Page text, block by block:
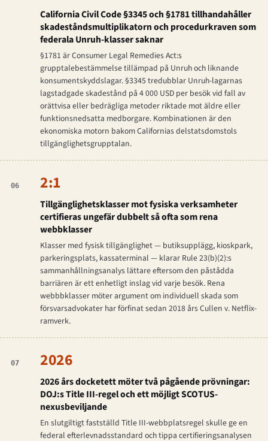
California Civil Code §3345 och §1781 tillhandahåller
skadeståndsmultiplikatorn och procedurkraven som
federala Unruh-klasser saknar
§1781 är Consumer Legal Remedies Act:s
grupptale­bestämmelse tillämpad på Unruh och liknande
konsumentskyddslagar. §3345 tredubblar Unruh-lagarnas
lagstadgade skadestånd på 4 000 USD per besök vid fall av
orättvisa eller bedrägliga metoder riktade mot äldre eller
funktionsnedsatta medborgare. Kombinationen är den
ekonomiska motorn bakom Californias delstatsdomstols
tillgänglighets­grupptalan.
06 2:1
Tillgänglighetsklasser mot fysiska verksamheter
certifieras ungefär dubbelt så ofta som rena
webb­klasser
Klasser med fysisk tillgänglighet — butiksupplägg, kioskpark,
parkeringsplats, kassaterminal — klarar Rule 23(b)(2):s
sammanhållningsanalys lättare eftersom den påstådda
barriären är ett enhetligt inslag vid varje besök. Rena
webbb­klasser möter argument om individuell skada som
försvarsadvokater har förfinat sedan 2018 årsCullen v. Netflix-
ramverk.
07 2026
2026 års docketett möter två pågående prövningar:
DOJ:s Title III-regel och ett möjligt SCOTUS-
nexus­beviljande
En slutgiltigt fastställd Title III-webbplatsregel skulle ge en
federal efterlevnadsstandard och tippa certifieringsanalysen